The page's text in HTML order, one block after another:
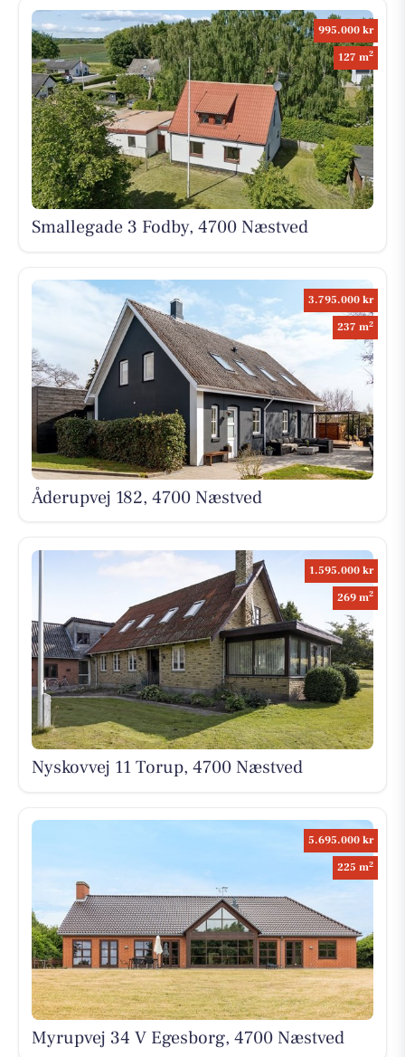
995.000 kr
127 m2
Smallegade 3 Fodby, 4700 Næstved
3.795.000 kr
237 m2
Åderupvej 182, 4700 Næstved
1.595.000 kr
269 m2
Nyskovvej 11 Torup, 4700 Næstved
5.695.000 kr
225 m2
Myrupvej 34 V Egesborg, 4700 Næstved